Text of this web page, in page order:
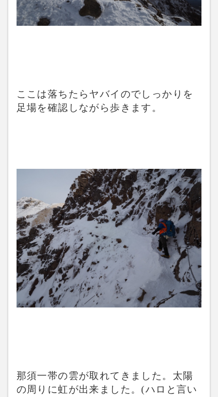
ここは落ちたらヤバイのでしっかりを
足場を確認しながら歩きます。
那須一帯の雲が取れてきました。太陽
の周りに虹が出来ました。(ハロと言い